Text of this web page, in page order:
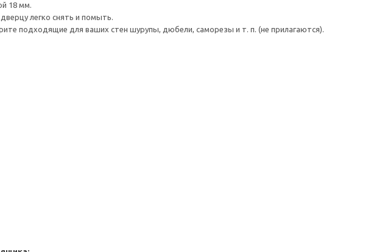
18 мм.
легко снять и помыть.
подходящие для ваших стен шурупы, дюбели, саморезы и т. п. (не прилагаются).